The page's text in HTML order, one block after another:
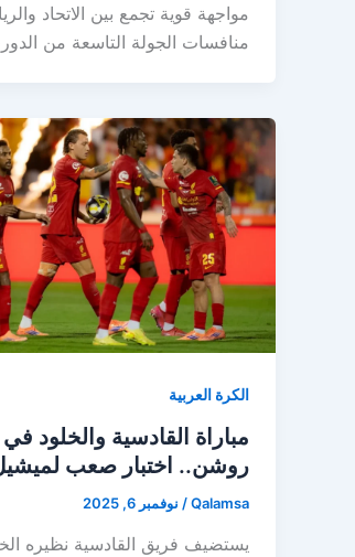
مواجهة قوية تجمع بين الاتحاد
منافسات الجولة التاسعة من
الكرة العربية
مباراة القادسية والخلود
روشن.. اختبار صعب
Qalamsa
/ نوفمبر 6, 2025
يستضيف فريق القادسية نظيره